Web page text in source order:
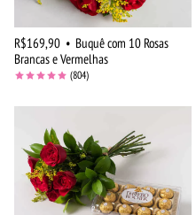
R$169,90 • Buquê com 10 Rosas
Brancas e Vermelhas
(804)